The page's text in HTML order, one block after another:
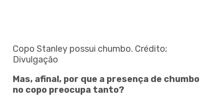
Copo Stanley possui chumbo. Crédito;
Divulgação
Mas, afinal, por que a presença de chumbo
no copo preocupa tanto?